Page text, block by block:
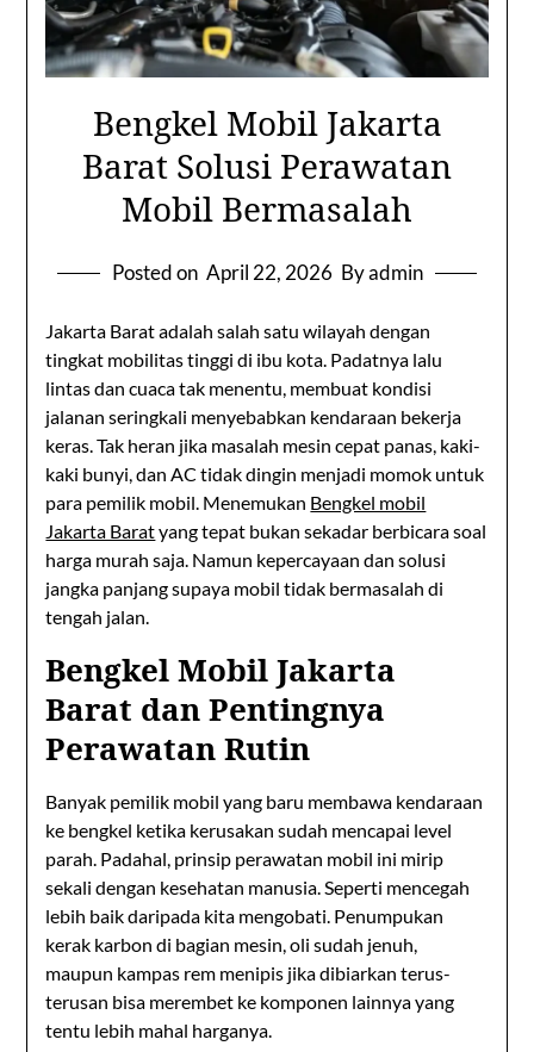
Bengkel Mobil Jakarta
Barat Solusi Perawatan
Mobil Bermasalah
Posted on April 22, 2026 By admin
Jakarta Barat adalah salah satu wilayah dengan
tingkat mobilitas tinggi di ibu kota. Padatnya lalu
lintas dan cuaca tak menentu, membuat kondisi
jalanan seringkali menyebabkan kendaraan bekerja
keras. Tak heran jika masalah mesin cepat panas, kaki-
kaki bunyi, dan AC tidak dingin menjadi momok untuk
para pemilik mobil. Menemukan Bengkel mobil
Jakarta Baratyang tepat bukan sekadar berbicara soal
harga murah saja. Namun kepercayaan dan solusi
jangka panjang supaya mobil tidak bermasalah di
tengah jalan.
Bengkel Mobil Jakarta
Barat dan Pentingnya
Perawatan Rutin
Banyak pemilik mobil yang baru membawa kendaraan
ke bengkel ketika kerusakan sudah mencapai level
parah. Padahal, prinsip perawatan mobil ini mirip
sekali dengan kesehatan manusia. Seperti mencegah
lebih baik daripada kita mengobati. Penumpukan
kerak karbon di bagian mesin, oli sudah jenuh,
maupun kampas rem menipis jika dibiarkan terus-
terusan bisa merembet ke komponen lainnya yang
tentu lebih mahal harganya.